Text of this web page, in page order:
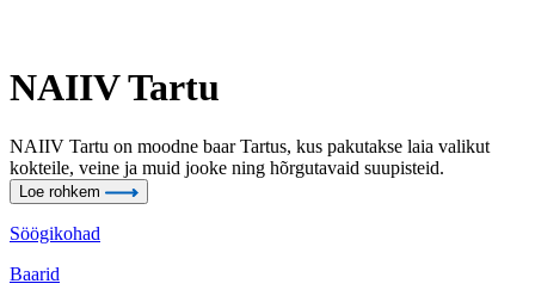
NAIIV Tartu
NAIIV Tartu on moodne baar Tartus, kus pakutakse laia valikut
kokteile, veine ja muid jooke ning hõrgutavaid suupisteid.
Loe rohkem
Söögikohad
Baarid